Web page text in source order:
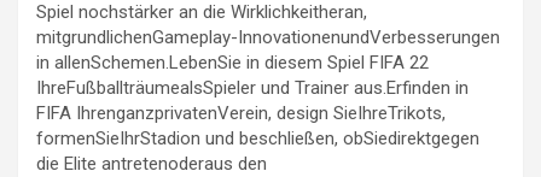
Spiel nochstärker an die Wirklichkeitheran,
mitgrundlichenGameplay-InnovationenundVerbesserungen
in allenSchemen.LebenSie in diesem Spiel FIFA 22
IhreFußballträumealsSpieler und Trainer aus.Erfinden in
FIFA IhrenganzprivatenVerein, design SieIhreTrikots,
formenSieIhrStadion und beschließen, obSiedirektgegen
die Elite antretenoderaus den